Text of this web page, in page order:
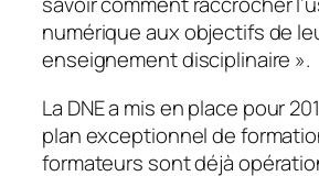
numérique aux objectifs de
enseignement disciplinaire ».
La DNE a mis en place pour
plan exceptionnel de
formateurs sont déjà